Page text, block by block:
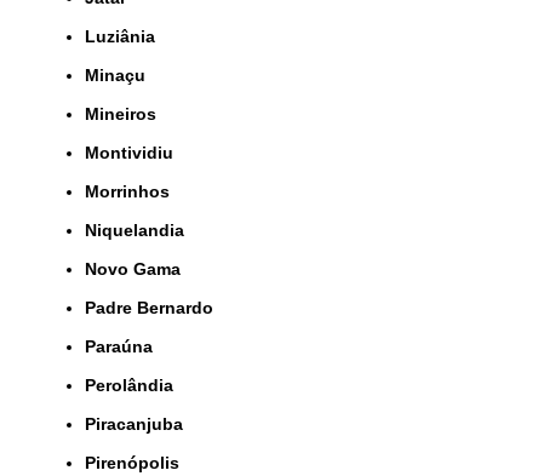
Luziânia
Minaçu
Mineiros
Montividiu
Morrinhos
Niquelandia
Novo Gama
Padre Bernardo
Paraúna
Perolândia
Piracanjuba
Pirenópolis